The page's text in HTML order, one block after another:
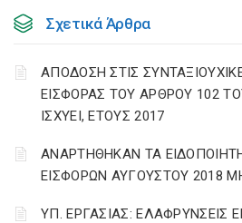
Σχετικά Άρθρα
ΑΠΟΔΟΣΗ ΣΤΙΣ
ΕΙΣΦΟΡΑΣ ΤΟΥ ΑΡΘΡΟΥ 102
ΙΣΧΥΕΙ, ΕΤΟΥΣ 2017
ΑΝΑΡΤΗΘΗΚΑΝ ΤΑ
ΕΙΣΦΟΡΩΝ ΑΥΓΟΥΣΤΟΥ 2018
ΥΠ. ΕΡΓΑΣΙΑΣ: ΕΛΑΦΡΥΝΣΕΙΣ